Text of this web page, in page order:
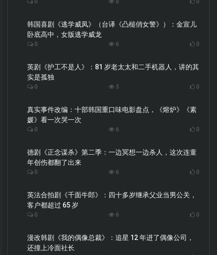
0 8 0
韩国喜剧《逃学威凤》（台译《凸槌俏女警》）：金宣儿
卧底高中，女版逃学威龙
0 6 0
英剧《护工不是人》：81 岁老太太和二手机器人，讲的其
实是孤独
0 5 0
真实事件改编：十部韩国重口味电影盘点，《熔炉》《素
媛》看一次哭一次
0 6 0
德剧《正念谋杀》第二季：一边冥想一边杀人，这次连童
年创伤都翻了出来
0 6 0
英法合拍剧《千面牛郎》：四十多岁继承父业当男公关，
客户都超过 65 岁
0 6 0
漫改韩剧《我的偶像总裁》：追星 12 年进了偶像公司，
还撞上冷面社长